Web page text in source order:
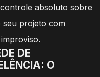
absoluto sobre
seu projeto com
DE
O